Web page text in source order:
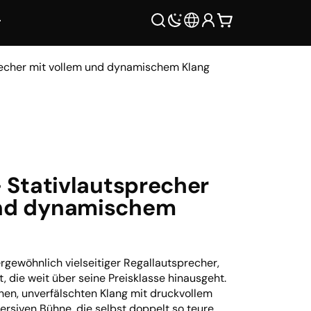
mit vollem und dynamischem Klang
Stativlautsprecher
dynamischem
vielseitiger Regallautsprecher,
die weit über seine Preisklasse hinausgeht.
unverfälschten Klang mit druckvollem